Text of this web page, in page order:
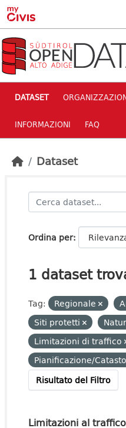
Skip to main content
DATASET
INFORMAZIONI FAQ
Dataset
Ordina per
1 dataset
Tag: Regionale
Siti protetti
Limitazioni di traffico
Pianificazione/Catasto
Risultato del Filtro
Limitazioni al